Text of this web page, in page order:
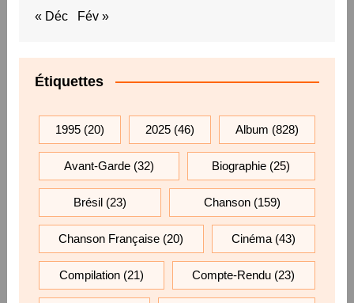
« Déc Fév »
Étiquettes
1995(20) 2025 (46) Album (828)
Avant-Garde(32) Biographie (25)
Brésil(23) Chanson (159)
Chanson Française (20) Cinéma(43)
Compilation(21) Compte-Rendu (23)